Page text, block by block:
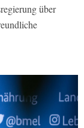
über